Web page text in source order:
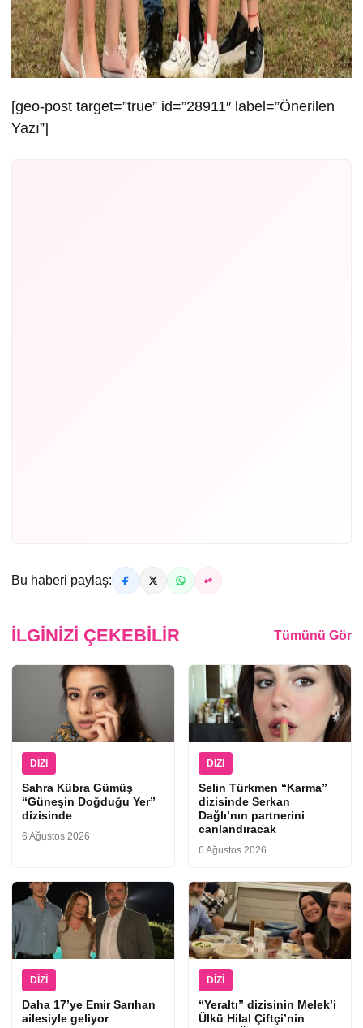
[geo-post target=”true” id=”28911″ label=”Önerilen
Yazı”]
Bu haberi paylaş:
İLGINIZI ÇEKEBILIR Tümünü Gör
DIZI
Sahra Kübra Gümüş
“Güneşin Doğduğu Yer”
dizisinde
6 Ağustos 2026
DIZI
Selin Türkmen “Karma”
dizisinde Serkan
Dağlı’nın partnerini
canlandıracak
6 Ağustos 2026
DIZI
Daha 17’ye Emir Sarıhan
ailesiyle geliyor
DIZI
“Yeraltı” dizisinin Melek’i
Ülkü Hilal Çiftçi’nin